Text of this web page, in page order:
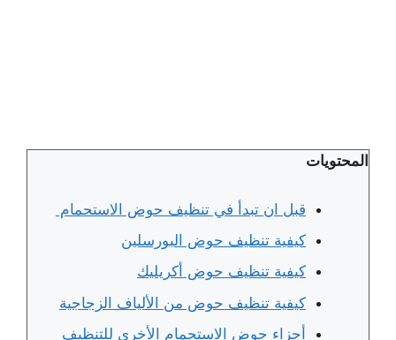
المحتويات
قبل ان تبدأ في تنظيف حوض الاستحمام
كيفية تنظيف حوض البورسلين
كيفية تنظيف حوض أكريليك
كيفية تنظيف حوض من الألياف الزجاجية
أجزاء حوض الاستحمام الأخرى للتنظيف